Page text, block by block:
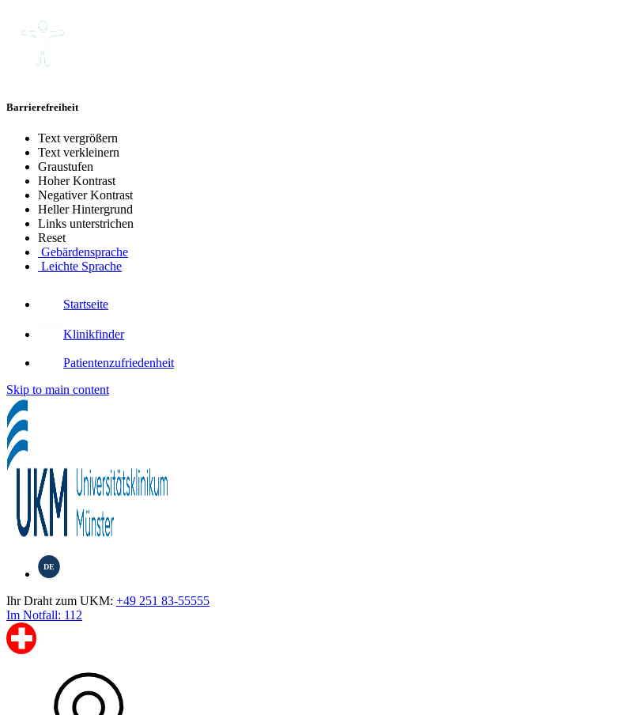
Barrierefreiheit
Text vergrößern
Text verkleinern
Graustufen
Hoher Kontrast
Negativer Kontrast
Heller Hintergrund
Links unterstrichen
Reset
Gebärdensprache
Leichte Sprache
Startseite
Klinikfinder
Patientenzufriedenheit
Skip to main content
DE
Ihr Draht zum UKM: +49 251 83-55555
Im Notfall: 112